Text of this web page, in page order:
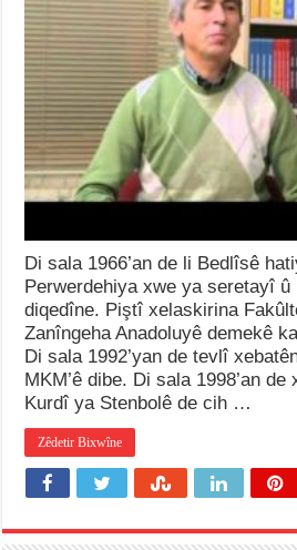
Di sala 1966’an de li Bedlîsê
Perwerdehiya xwe ya seretayî
diqedîne. Piştî xelaskirina
Zanîngeha Anadoluyê demekê
Di sala 1992’yan de tevlî
MKM’ê dibe. Di sala 1998’an
Kurdî ya Stenbolê de cih …
Zêdetir Bixwîne